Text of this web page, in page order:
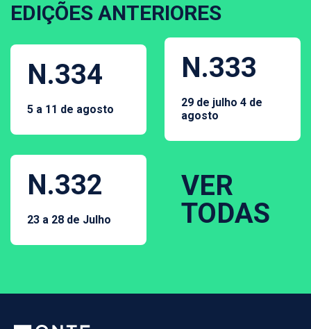
EDIÇÕES ANTERIORES
N.334
5 a 11 de agosto
N.333
29 de julho 4 de
agosto
N.332
23 a 28 de Julho
VER
TODAS